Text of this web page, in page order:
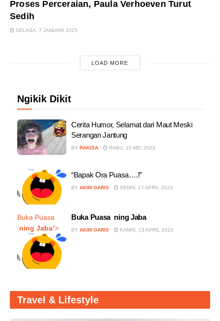
Proses Perceraian, Paula Verhoeven Turut
Sedih
SELASA, 7 JANUARI 2025
LOAD MORE
Travel & Lifestyle
Ngikik Dikit
Cerita Humor, Selamat dari Maut Meski
Serangan Jantung
BY RAKISA RABU, 10 MEI 2023
“Bapak Ora Puasa….!”
BY AKIM GARIS SENIN, 17 APRIL 2023
Buka Puasa
ning Jaba">
Buka Puasa ning Jaba
BY AKIM GARIS KAMIS, 13 APRIL 2023